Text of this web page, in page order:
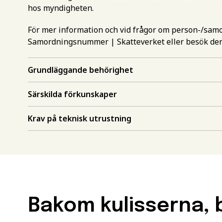
hos myndigheten.
För mer information och vid frågor om person-/
Samordningsnummer | Skatteverketeller besök
Grundläggande behörighet
Särskilda förkunskaper
Krav på teknisk utrustning
Bakom
Välj det
Gör en
mer
utbildningar kan också